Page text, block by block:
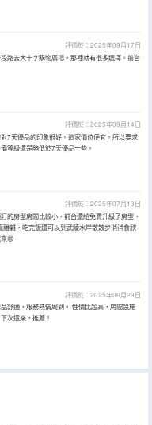
評價於：2025年09月17日
路去大十字購物廣場，那裡就有很多選擇。前台
評價於：2025年09月14日
7天優品的印象很好。這家價位便宜，所以要求
等級還是略低於7天優品一些。
評價於：2025年07月13日
的房型房間比較小，前台還給免費升級了房型，
雜，吃完飯還可以到武陵水岸散散步消消食欣
😍
評價於：2025年06月29日
舒適，服務熱情周到， 性價比超高，房間設施
次還來，推薦！